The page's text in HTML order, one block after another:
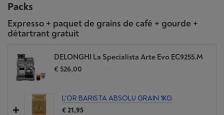
Packs
Expresso + paquet de grains de café + gourde +
détartrant gratuit
DELONGHI La Specialista Arte Evo EC9255.M
€ 526,00
L'OR BARISTA ABSOLU GRAIN 1KG
€ 21,95